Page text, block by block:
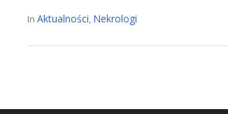
In Aktualności, Nekrologi